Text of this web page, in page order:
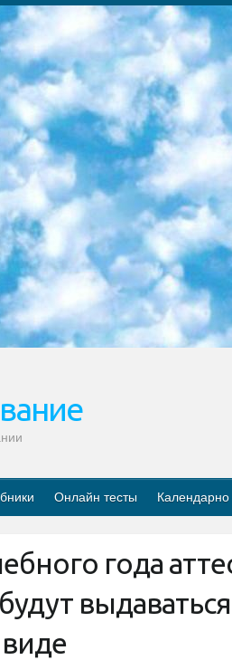
школы для умственно отсталых детей и технологии для учащихся выпускных классов школ-интернатов разработка соответствующих рекомендаций и критериев проведения ЕГЭ по естествознанию давать задания. 4. Педагогический при специализированных образовательных учреждениях. Научно-практический центр навыков и международной оценки (Д.Давидова), Республика образовательный центр (Худайкулов Ш.) итоговый государственный аттестационный экзамен ориентирован на творческое и логическое мышление при подготовке базы материалов учитывать введение заданий. 5. Следует отметить, что: сертификат государственного образца о знании общеобразовательного предмета и как минимум национальный уровень B1 по предметам на иностранных языках, указанным в Приложении 2. или международно признанный сертификат эквивалентного уровня студенты, изучающие определенный предмет, освобождаются от экзамена; по соответствующим предметам запланирована итоговая государственная аттестация за день до дня, путем жеребьевки Рабочей группой (в письменной форме по предметам, проводимым в форме) из числа сформированных вариантов выбрано 2 варианта; 2 выбранных варианта экзамена анонсированы на официальном сайте министерства и все выпускники по всей стране на основе этих вариантов проводит итоговую государственную аттестацию. 6. Государственное образование учащихся средних общеобразовательных учреждений. знания в соответствии с квалификационными требованиями, которые необходимо приобрести на основании стандартов итоговый (выпускной) контроль для 9 и 11 классов в целях тестирования Экзамены (далее – экзамены) состоят из предметов, перечисленных в приложении 1. будет сделано. 7. Экзамены пройдут с 26 мая по 15 июня 2024 г. (кроме науки физического воспитания). 8. Физическая для учащихся 9 классов общесредних образовательных учреждений. Экзамены по предмету «Образование, квалификация медицина» 1-6 мая 2024 года. сотрудники перевести под присмотр (с отклонениями в физическом или умственном развитии) специализированная школа для детей, школы-интернаты и со сколиозом школы-интернаты санаторного типа для больных детей исключены). 9. Он был слепым, слабовидящим и имел нарушения опорно-двигательного аппарата. экзамены в специализированных школах и интернатах для детей должны проводиться исходя из требований, предъявляемых к общеобразовательным учреждениям (физкультура кроме науки). 10. Специализированная школа для глухих и слабослышащих детей. и экзамены в интернатах и быть реализован
Онлайн тесты
года